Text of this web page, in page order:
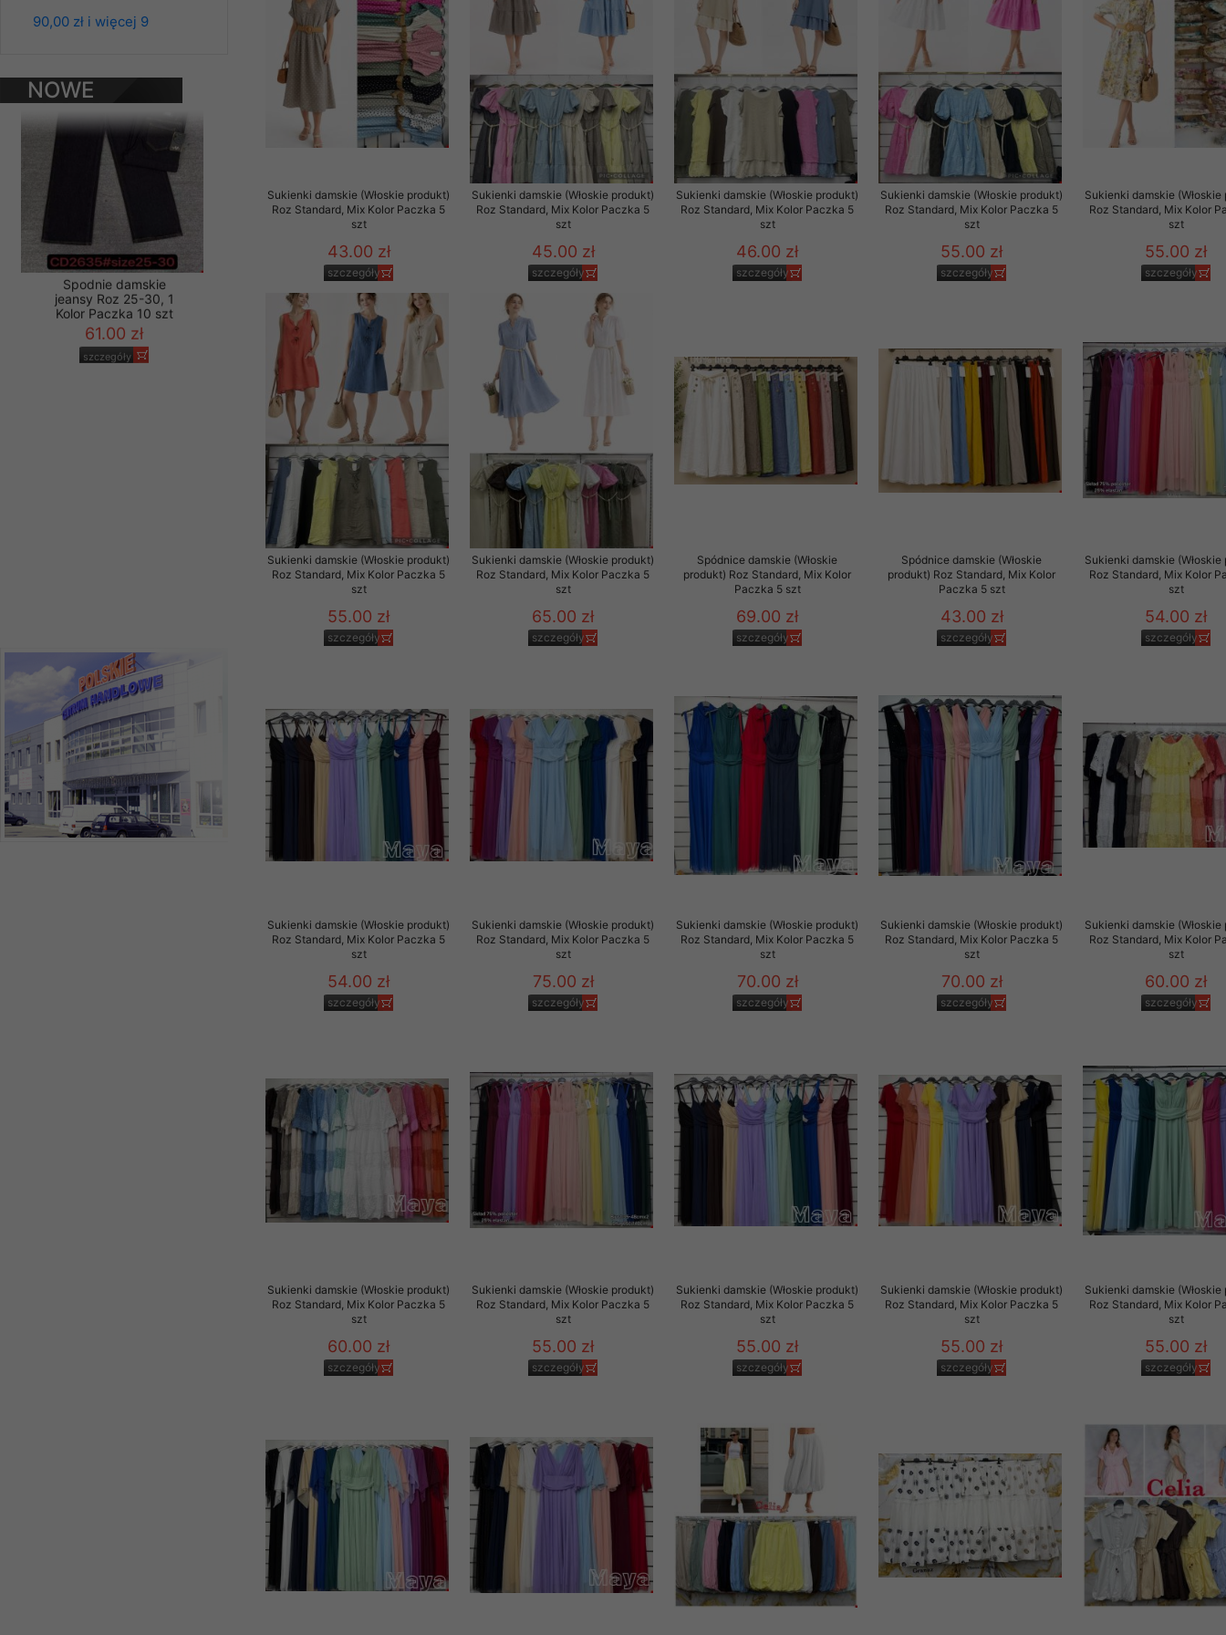
90,00 zł i więcej 9
NOWE
PRODUKTY
Kolor Paczka 10 szt
61.00 zł
Spodnie damskie
jeansy Roz 25-30, 1
Sukienki damskie (Włoskie produkt)
Roz Standard, Mix Kolor Paczka 5
szt
43.00 zł
szczegóły
Sukienki damskie (Włoskie produkt)
Roz Standard, Mix Kolor Paczka 5
szt
45.00 zł
szczegóły
Sukienki damskie (Włoskie produkt)
Roz Standard, Mix Kolor Paczka 5
szt
46.00 zł
szczegóły
Sukienki damskie (Włoskie produkt)
Roz Standard, Mix Kolor Paczka 5
szt
55.00 zł
szczegóły
Sukienki damskie (Włoskie
Roz Standard, Mix Kolor
szt
55.00 zł
szczegóły
Sukienki damskie (Włoskie produkt)
Roz Standard, Mix Kolor Paczka 5
szt
55.00 zł
szczegóły
Sukienki damskie (Włoskie produkt)
Roz Standard, Mix Kolor Paczka 5
szt
65.00 zł
szczegóły
Spódnice damskie (Włoskie
produkt) Roz Standard, Mix Kolor
Paczka 5 szt
69.00 zł
szczegóły
Spódnice damskie (Włoskie
produkt) Roz Standard, Mix Kolor
Paczka 5 szt
43.00 zł
szczegóły
Sukienki damskie (Włoskie
Roz Standard, Mix Kolor
szt
54.00 zł
szczegóły
Sukienki damskie (Włoskie produkt)
Roz Standard, Mix Kolor Paczka 5
szt
54.00 zł
szczegóły
Sukienki damskie (Włoskie produkt)
Roz Standard, Mix Kolor Paczka 5
szt
75.00 zł
szczegóły
Sukienki damskie (Włoskie produkt)
Roz Standard, Mix Kolor Paczka 5
szt
70.00 zł
szczegóły
Sukienki damskie (Włoskie produkt)
Roz Standard, Mix Kolor Paczka 5
szt
70.00 zł
szczegóły
Sukienki damskie (Włoskie
Roz Standard, Mix Kolor
szt
60.00 zł
szczegóły
Sukienki damskie (Włoskie produkt)
Roz Standard, Mix Kolor Paczka 5
szt
60.00 zł
szczegóły
Sukienki damskie (Włoskie produkt)
Roz Standard, Mix Kolor Paczka 5
szt
55.00 zł
szczegóły
Sukienki damskie (Włoskie produkt)
Roz Standard, Mix Kolor Paczka 5
szt
55.00 zł
szczegóły
Sukienki damskie (Włoskie produkt)
Roz Standard, Mix Kolor Paczka 5
szt
55.00 zł
szczegóły
Sukienki damskie (Włoskie
Roz Standard, Mix Kolor
szt
55.00 zł
szczegóły
Materiały reklamowo - promocyjne wysyłamy Klientom jedynie wówczas, gdy wyrazili na to zgodę. Dotyczy to w
szczególności newslettera wysyłanego Klientowi, jeżeli potwierdzi wyraźnie wskazanego przez nas linka
zawierającego akceptację na otrzymywanie newslettera o aktualnych promocjach, rabatach i nowościach w
naszym Sklepie. Materiały te dotyczą wyłącznie oferty naszego Sklepu.
Wszelkie pytania, wnioski i sugestie odnoszące się do ochrony Państwa prywatności, w szczególności danych
osobowych prosimy zgłaszać na email